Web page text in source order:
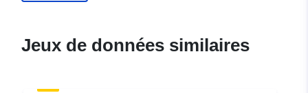
uriRef:
http://data.europa.eu/88u/dataset/
fb4d-4cd9-bc8b-35f1ffbe128d
Jeux de données similaires